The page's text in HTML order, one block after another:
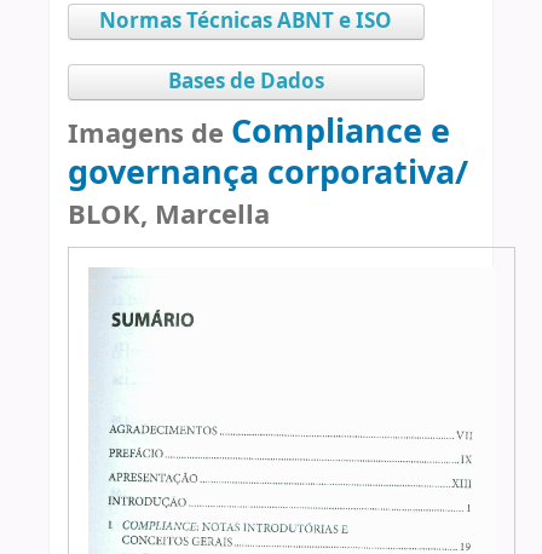
Normas Técnicas ABNT e ISO
Bases de Dados
Imagens de Compliance e
governança corporativa/
BLOK, Marcella